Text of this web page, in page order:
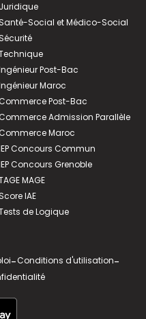
Juridique
Santé-Social et Médico-Social
Sécurité
Post-Bac
Maroc
Post-Bac
Admission Parallèle
Maroc
Concours Commun
Concours Grenoble
MAGE
Score IAE
de Logique
-Conditions d'utilisation-